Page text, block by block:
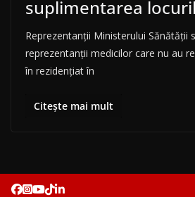
suplimentarea
Reprezentanţii Ministerului Sănătăţii
reprezentanţii medicilor care nu au
în rezidenţiat în
Citește mai mult